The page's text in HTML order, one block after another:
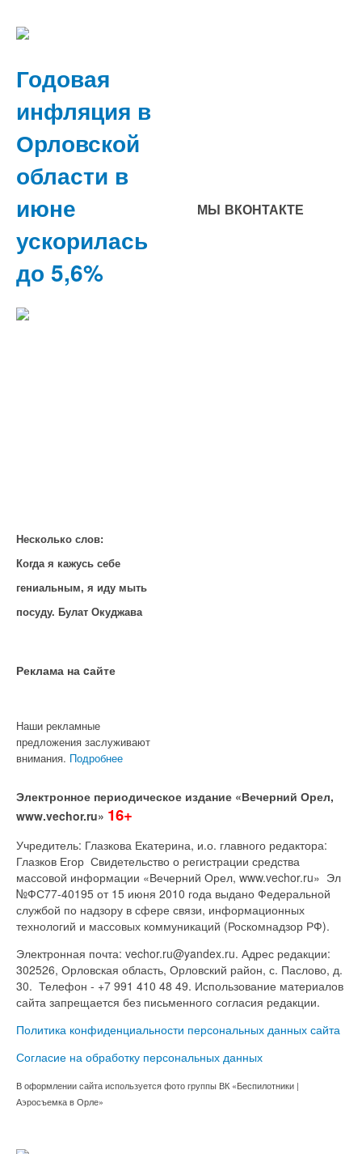
Годовая
инфляция в
Орловской
области в
июне
ускорилась
до 5,6%
Несколько слов:
Когда я кажусь себе
гениальным, я иду мыть
посуду. Булат Окуджава
Реклама на cайте
Наши рекламные
предложения заслуживают
внимания. Подробнее
МЫ ВКОНТАКТЕ
Электронное периодическое издание «Вечерний Орел,
www.vechor.ru» 16+
Учредитель: Глазкова Екатерина, и.о. главного редактора:
Глазков Егор Свидетельство о регистрации средства
массовой информации «Вечерний Орел, www.vechor.ru» Эл
№ФС77-40195 от 15 июня 2010 года выдано Федеральной
службой по надзору в сфере связи, информационных
технологий и массовых коммуникаций (Роскомнадзор РФ).
Электронная почта: vechor.ru@yandex.ru. Адрес редакции:
302526, Орловская область, Орловский район, с. Паслово, д.
30. Телефон - +7 991 410 48 49. Использование материалов
сайта запрещается без письменного согласия редакции.
Политика конфиденциальности персональных данных сайта
Согласие на обработку персональных данных
В оформлении сайта используется фото группы ВК «Беспилотники |
Аэросъемка в Орле»